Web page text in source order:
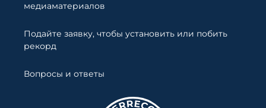
медиаматериалов
Подайте заявку, чтобы установить или побить
рекорд
Вопросы и ответы